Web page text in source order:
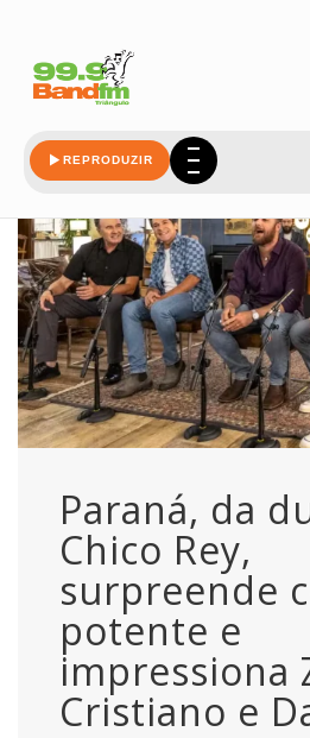
REPRODUZIR
Paraná, da
Chico Rey,
surpreende
potente e
impressiona
Cristiano e